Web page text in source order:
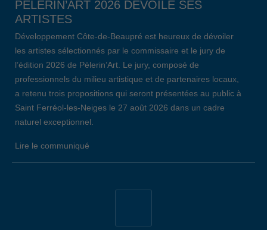
PÈLERIN’ART 2026 DÉVOILE SES
ARTISTES
Développement Côte-de-Beaupré est heureux de dévoiler
les artistes sélectionnés par le commissaire et le jury de
l’édition 2026 de Pèlerin’Art. Le jury, composé de
professionnels du milieu artistique et de partenaires locaux,
a retenu trois propositions qui seront présentées au public à
Saint Ferréol-les-Neiges le 27 août 2026 dans un cadre
naturel exceptionnel.
Lire le communiqué